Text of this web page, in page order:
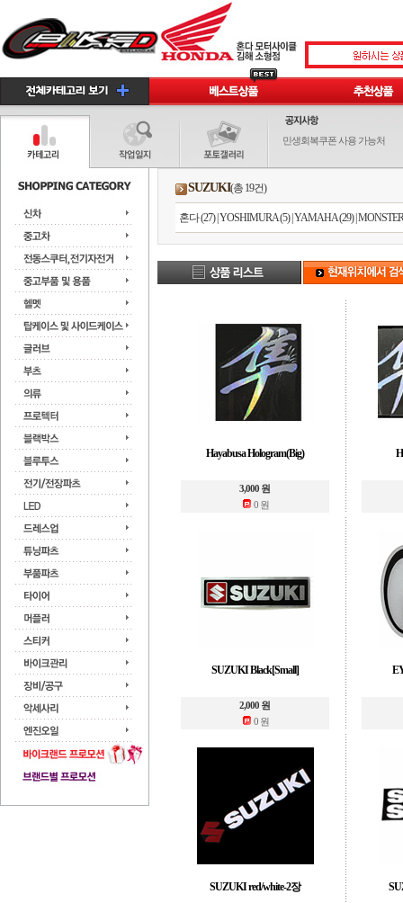
민생회복쿠폰 사용 가능처
SUZUKI(총 19건)
혼다 (27)|YOSHIMURA (5)|YAMAHA (29)|
Hayabusa Hologram(Big)
3,000 원
0 원
SUZUKI Black[Small]
2,000 원
0 원
SUZUKI red/white-2장